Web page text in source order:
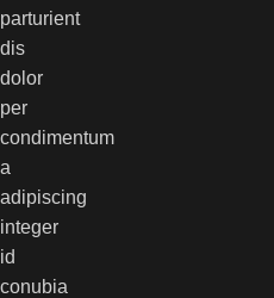
parturient
dis
dolor
per
condimentum
a
adipiscing
integer
id
conubia